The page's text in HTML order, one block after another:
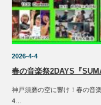
2026-4-4
春の音楽祭2DAYS『
神戸須磨の空に響け！春の音
4…